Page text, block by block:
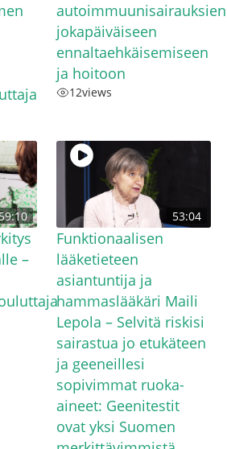
autoimmuunisairauksien
jokapäiväiseen
ennaltaehkäisemiseen
ja hoitoon
12views
–
53:04
Funktionaalisen
lääketieteen
asiantuntija ja
hammaslääkäri Maili
Lepola – Selvitä riskisi
sairastua jo etukäteen
ja geeneillesi
sopivimmat ruoka-
aineet: Geenitestit
ovat yksi Suomen